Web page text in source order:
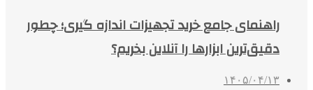
راهنمای جامع خرید تجهیزات اندازه گیری؛ چطور
دقیق‌ترین ابزارها را آنلاین بخریم؟
۱۴۰۵/۰۴/۱۳